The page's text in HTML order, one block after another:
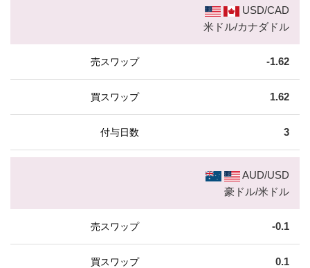
USD/CAD
米ドル/カナダドル
-1.62
1.62
3
AUD/USD
豪ドル/米ドル
-0.1
0.1